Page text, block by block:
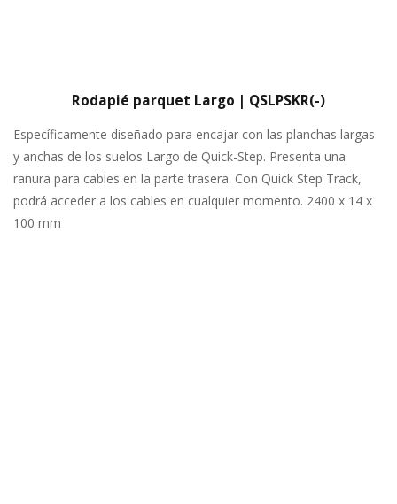
Rodapié parquet Largo | QSLPSKR(-)
Específicamente diseñado para encajar con las planchas largas
y anchas de los suelos Largo de Quick-Step. Presenta una
ranura para cables en la parte trasera. Con Quick Step Track,
podrá acceder a los cables en cualquier momento. 2400 x 14 x
100 mm